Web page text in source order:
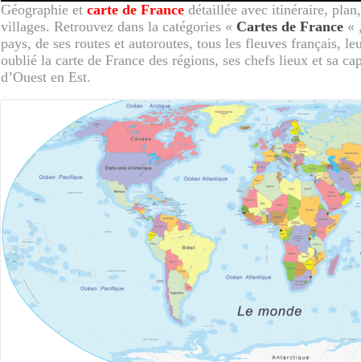
Géographie et carte de France détaillée avec itinéraire,
villages. Retrouvez dans la catégories « Cartes de France «
pays, de ses routes et autoroutes, tous les fleuves français,
oublié la carte de France des régions, ses chefs lieux et sa
d’Ouest en Est.